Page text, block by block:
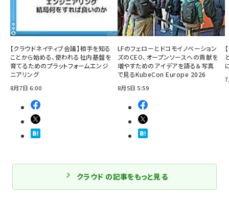
【クラウドネイティブ会議】相手を知る
ことから始める、使われる社内基盤を
育てるためのプラットフォームエンジ
ニアリング
8月7日 6:00
LFのフェローとドコモイノベーション
ズのCEO、オープンソースへの貢献を
増やすためのアイデアを語る＆写真
で見るKubeCon Europe 2026
8月5日 5:59
クラウド の記事をもっと見る